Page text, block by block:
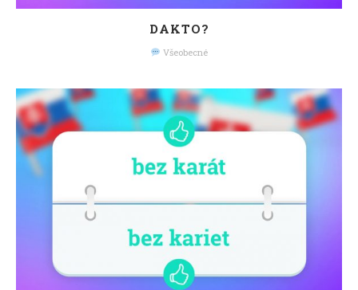
DAKTO?
Všeobecné